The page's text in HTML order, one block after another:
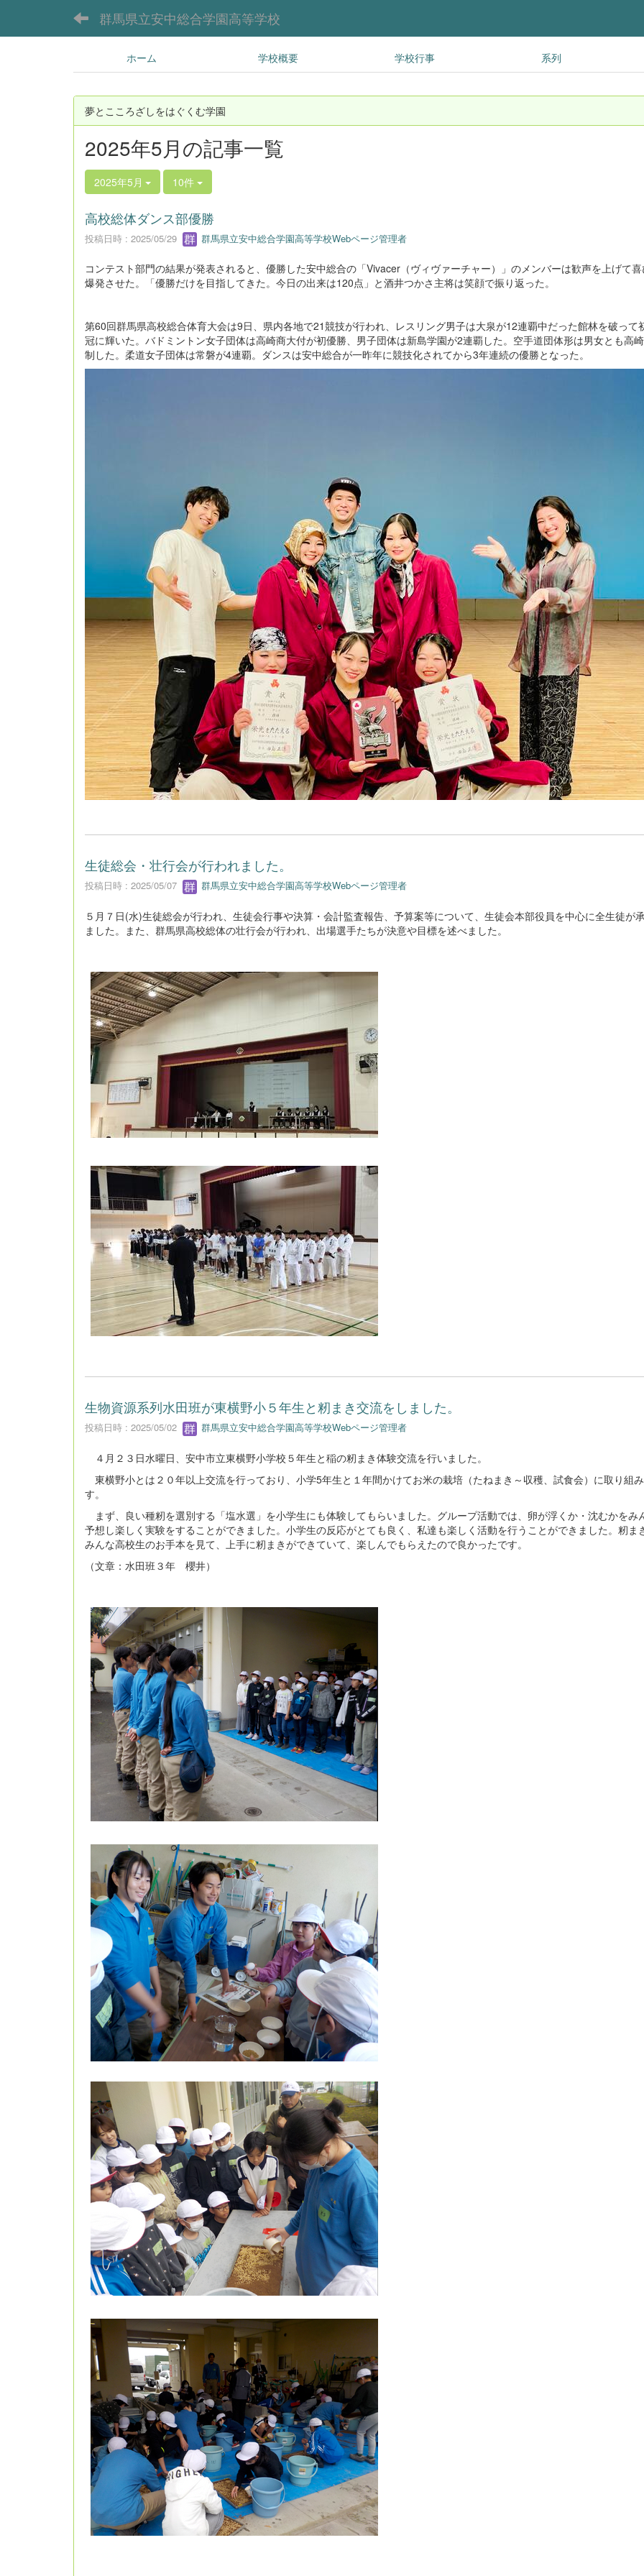
群馬県立安中総合学園高等学校
ホーム 学校概要 学校行事 系列
夢とこころざしをはぐくむ学園
2025年5月の記事一覧
2025年5月 10件
高校総体ダンス部優勝
投稿日時 : 2025/05/29 群馬県立安中総合学園高等学校Webページ管理者
コンテスト部門の結果が発表されると、優勝した安中総合の「Vivacer（ヴィヴァーチャー）」のメンバーは歓声を上げて
爆発させた。「優勝だけを目指してきた。今日の出来は120点」と酒井つかさ主将は笑顔で振り返った。
第60回群馬県高校総合体育大会は9日、県内各地で21競技が行われ、レスリング男子は大泉が12連覇中だった館林を破って
冠に輝いた。バドミントン女子団体は高崎商大付が初優勝、男子団体は新島学園が2連覇した。空手道団体形は男女とも高
制した。柔道女子団体は常磐が4連覇。ダンスは安中総合が一昨年に競技化されてから3年連続の優勝となった。
生徒総会・壮行会が行われました。
投稿日時 : 2025/05/07 群馬県立安中総合学園高等学校Webページ管理者
５月７日(水)生徒総会が行われ、生徒会行事や決算・会計監査報告、予算案等について、生徒会本部役員を中心に全生徒が
ました。また、群馬県高校総体の壮行会が行われ、出場選手たちが決意や目標を述べました。
生物資源系列水田班が東横野小５年生と籾まき交流をしました。
投稿日時 : 2025/05/02 群馬県立安中総合学園高等学校Webページ管理者
４月２３日水曜日、安中市立東横野小学校５年生と稲の籾まき体験交流を行いました。
東横野小とは２０年以上交流を行っており、小学5年生と１年間かけてお米の栽培（たねまき～収穫、試食会）に取り組
す。
まず、良い種籾を選別する「塩水選」を小学生にも体験してもらいました。グループ活動では、卵が浮くか・沈むかをみ
予想し楽しく実験をすることができました。小学生の反応がとても良く、私達も楽しく活動を行うことができました。籾ま
みんな高校生のお手本を見て、上手に籾まきができていて、楽しんでもらえたので良かったです。
（文章：水田班３年 櫻井）